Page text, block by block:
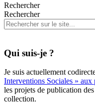
Rechercher
Rechercher
Qui suis-je ?
Je suis actuellement
Interventions Sociales » aux
les projets de publication
collection.